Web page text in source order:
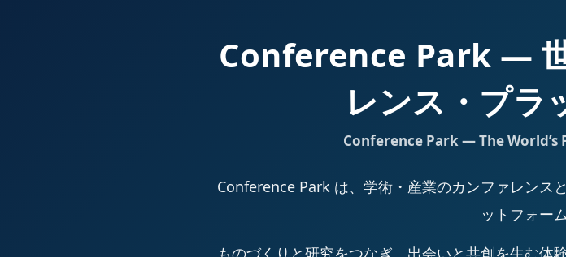
Conference Park —
レンス・プラ
Conference Park — The
Conference Park は、学術・産業のカンファレンス
ットフォー
ものづくりと研究をつなぎ、出会いと共創を生む体